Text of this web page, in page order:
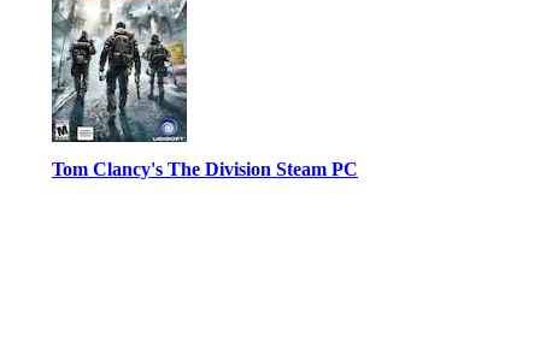
Tom Clancy's The Division Steam PC